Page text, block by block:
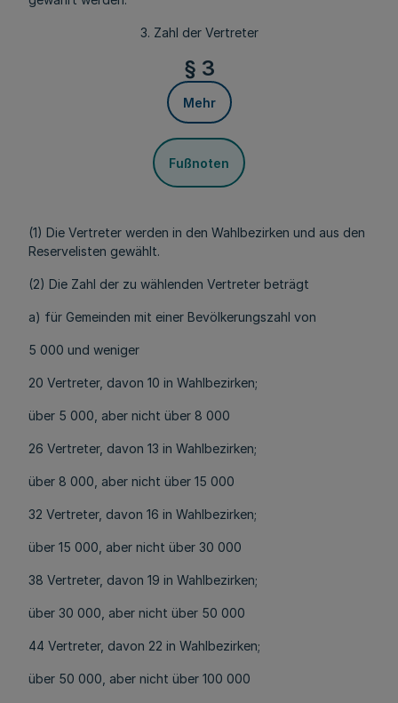
3. Zahl der Vertreter
§ 3
Mehr
Fußnoten
(1) Die Vertreter werden in den Wahlbezirken und aus den
Reservelisten gewählt.
(2) Die Zahl der zu wählenden Vertreter beträgt
a) für Gemeinden mit einer Bevölkerungszahl von
5 000 und weniger
20 Vertreter, davon 10 in Wahlbezirken;
über 5 000, aber nicht über 8 000
26 Vertreter, davon 13 in Wahlbezirken;
über 8 000, aber nicht über 15 000
32 Vertreter, davon 16 in Wahlbezirken;
über 15 000, aber nicht über 30 000
38 Vertreter, davon 19 in Wahlbezirken;
über 30 000, aber nicht über 50 000
44 Vertreter, davon 22 in Wahlbezirken;
über 50 000, aber nicht über 100 000